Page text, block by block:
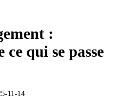
:
qui se passe
11-14